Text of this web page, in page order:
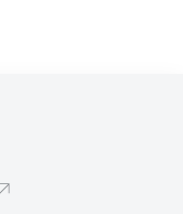
+2,1
Weiser